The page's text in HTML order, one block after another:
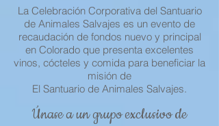
La Celebración Corporativa del Santuario
de Animales Salvajes es un evento de
recaudación de fondos nuevo y principal
en Colorado que presenta excelentes
vinos, cócteles y comida para beneficiar la
misión de
El Santuario de Animales Salvajes.
Únase a un grupo exclusivo de